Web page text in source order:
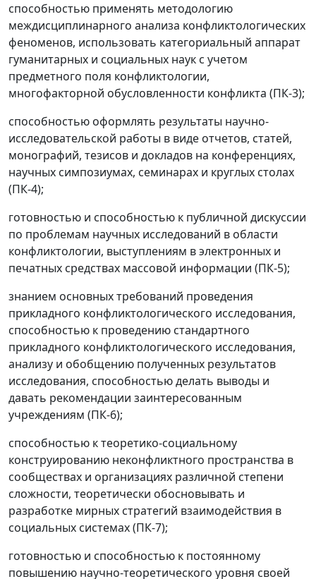
способностью применять методологию
междисциплинарного анализа конфликтологических
феноменов, использовать категориальный аппарат
гуманитарных и социальных наук с учетом
предметного поля конфликтологии,
многофакторной обусловленности конфликта (ПК-3);
способностью оформлять результаты научно-
исследовательской работы в виде отчетов, статей,
монографий, тезисов и докладов на конференциях,
научных симпозиумах, семинарах и круглых столах
(ПК-4);
готовностью и способностью к публичной дискуссии
по проблемам научных исследований в области
конфликтологии, выступлениям в электронных и
печатных средствах массовой информации (ПК-5);
знанием основных требований проведения
прикладного конфликтологического исследования,
способностью к проведению стандартного
прикладного конфликтологического исследования,
анализу и обобщению полученных результатов
исследования, способностью делать выводы и
давать рекомендации заинтересованным
учреждениям (ПК-6);
способностью к теоретико-социальному
конструированию неконфликтного пространства в
сообществах и организациях различной степени
сложности, теоретически обосновывать и
разработке мирных стратегий взаимодействия в
социальных системах (ПК-7);
готовностью и способностью к постоянному
повышению научно-теоретического уровня своей